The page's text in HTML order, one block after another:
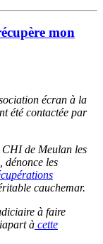
mon
écran à la
été contactée par
CHI de Meulan les
dénonce les
cauchemar.
à faire
à cette